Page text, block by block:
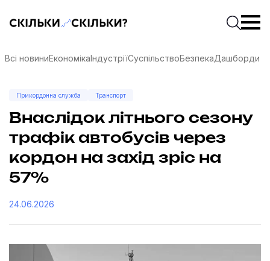
Скільки-скільки? — Медіа про суспільні даніПочати
Всі новиниЕкономікаІндустріїСуспільствоБезпекаДашборди
Прикордонна служба Транспорт
Внаслідок літнього сезону
трафік автобусів через
кордон на захід зріс на
57%
24.06.2026